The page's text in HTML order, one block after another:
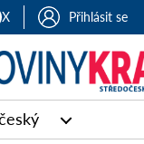
X Přihlásit se